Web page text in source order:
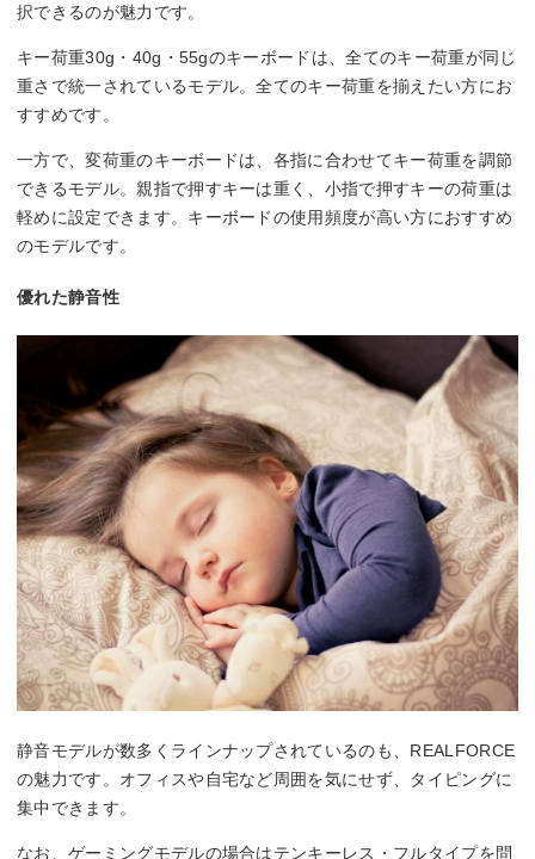
択できるのが魅力です。
キー荷重30g・40g・55gのキーボードは、全てのキー荷重が同じ
重さで統一されているモデル。全てのキー荷重を揃えたい方にお
すすめです。
一方で、変荷重のキーボードは、各指に合わせてキー荷重を調節
できるモデル。親指で押すキーは重く、小指で押すキーの荷重は
軽めに設定できます。キーボードの使用頻度が高い方におすすめ
のモデルです。
優れた静音性
静音モデルが数多くラインナップされているのも、REALFORCE
の魅力です。オフィスや自宅など周囲を気にせず、タイピングに
集中できます。
なお、ゲーミングモデルの場合はテンキーレス・フルタイプを問